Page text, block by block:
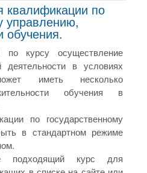
по
управлению,
обучения.
по курсу осуществление
деятельности в условиях
иметь несколько
обучения в
по государственному
в стандартном режиме
подходящий курс для